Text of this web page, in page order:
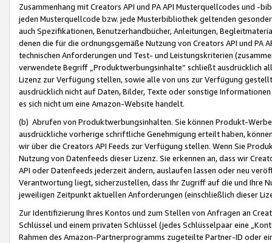
Zusammenhang mit Creators API und PA API Musterquellcodes und
jeden Musterquellcode bzw. jede Musterbibliothek geltenden
auch Spezifikationen, Benutzerhandbücher, Anleitungen,
denen die für die ordnungsgemäße Nutzung von Creators API und PA
technischen Anforderungen und Test- und Leistungskriterien
verwendete Begriff „Produktwerbungsinhalte“ schließt ausdrücklich
Lizenz zur Verfügung stellen, sowie alle von uns zur Verfügung
ausdrücklich nicht auf Daten, Bilder, Texte oder sonstige
es sich nicht um eine Amazon-Website handelt.
(b) Abrufen von Produktwerbungsinhalten. Sie können Produkt-
ausdrückliche vorherige schriftliche Genehmigung erteilt haben,
wir über die Creators API Feeds zur Verfügung stellen. Wenn Sie
Nutzung von Datenfeeds dieser Lizenz. Sie erkennen an, dass wir
API oder Datenfeeds jederzeit ändern, auslaufen lassen oder neu
Verantwortung liegt, sicherzustellen, dass Ihr Zugriff auf die und Ihre
jeweiligen Zeitpunkt aktuellen Anforderungen (einschließlich dieser
Zur Identifizierung Ihres Kontos und zum Stellen von Anfragen an
Schlüssel und einem privaten Schlüssel (jedes Schlüsselpaar eine
Rahmen des Amazon-Partnerprogramms zugeteilte Partner-ID oder